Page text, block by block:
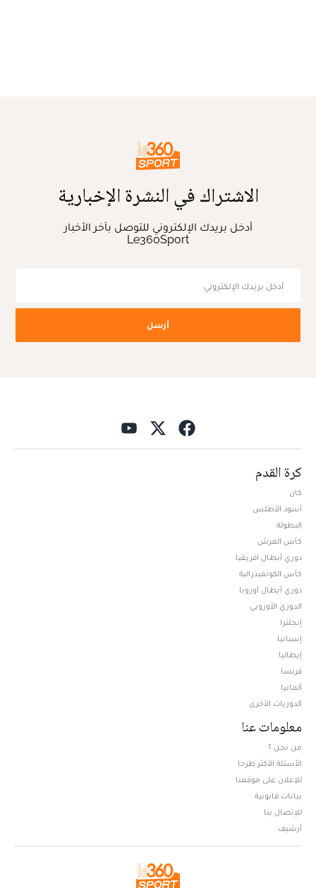
الاشتراك في النشرة الإخبارية
أدخل بريدك الإلكتروني للتوصل بآخر الأخبار
Le360Sport
أرسل
كرة القدم
كان
أسود الأطلس
البطولة
كأس العرش
دوري أبطال افريقيا
كأس الكونفيدرالية
دوري أبطال أوروبا
الدوري الأوروبي
إنجلترا
إسبانيا
إيطاليا
فرنسا
ألمانيا
الدوريات الأخرى
معلومات عنا
من نحن ؟
الأسئلة الأكثر طرحا
للإعلان على موقعنا
بيانات قانونية
للإتصال بنا
أرشيف